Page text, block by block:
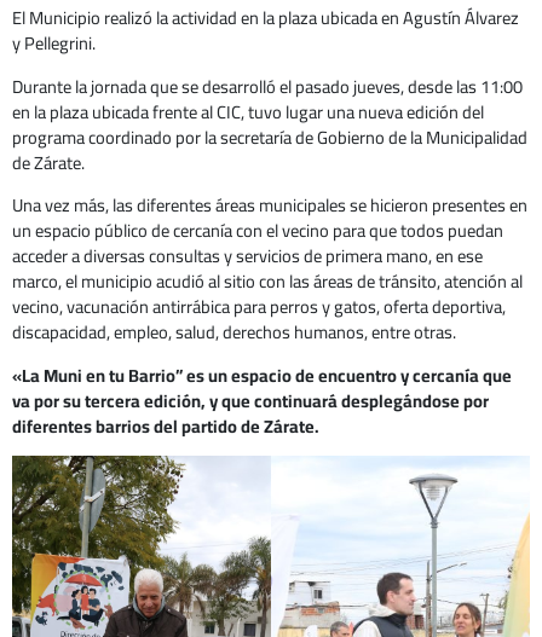
El Municipio realizó la actividad en la plaza ubicada en Agustín Álvarez
y Pellegrini.
Durante la jornada que se desarrolló el pasado jueves, desde las 11:00
en la plaza ubicada frente al CIC, tuvo lugar una nueva edición del
programa coordinado por la secretaría de Gobierno de la Municipalidad
de Zárate.
Una vez más, las diferentes áreas municipales se hicieron presentes en
un espacio público de cercanía con el vecino para que todos puedan
acceder a diversas consultas y servicios de primera mano, en ese
marco, el municipio acudió al sitio con las áreas de tránsito, atención al
vecino, vacunación antirrábica para perros y gatos, oferta deportiva,
discapacidad, empleo, salud, derechos humanos, entre otras.
«La Muni en tu Barrio” es un espacio de encuentro y cercanía que
va por su tercera edición, y que continuará desplegándose por
diferentes barrios del partido de Zárate.